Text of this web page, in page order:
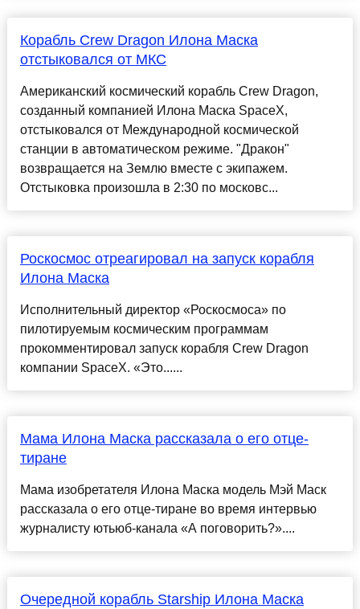
Корабль Crew Dragon Илона Маска
отстыковался от МКС
Американский космический корабль Crew Dragon,
созданный компанией Илона Маска SpaceX,
отстыковался от Международной космической
станции в автоматическом режиме. "Дракон"
возвращается на Землю вместе с экипажем.
Отстыковка произошла в 2:30 по московс...
Роскосмос отреагировал на запуск корабля
Илона Маска
Исполнительный директор «Роскосмоса» по
пилотируемым космическим программам
прокомментировал запуск корабля Crew Dragon
компании SpaceX. «Это......
Мама Илона Маска рассказала о его отце-
тиране
Мама изобретателя Илона Маска модель Мэй Маск
рассказала о его отце-тиране во время интервью
журналисту ютьюб-канала «А поговорить?»....
Очередной корабль Starship Илона Маска